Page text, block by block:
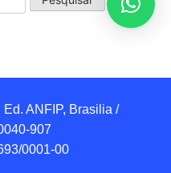
ANFIP, Brasilia /
907
0001-00